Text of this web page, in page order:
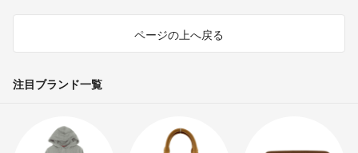
ページの上へ戻る
注目ブランド一覧